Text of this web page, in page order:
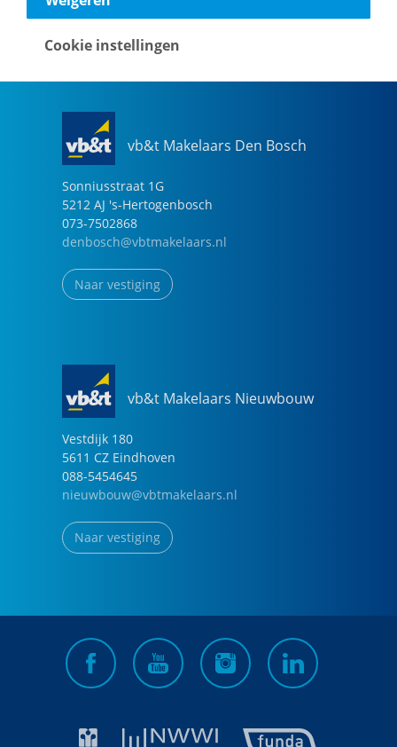
vb&t Makelaars Den Bosch
Sonniusstraat 1G
5212 AJ 's-Hertogenbosch
073-7502868
denbosch@vbtmakelaars.nl
Naar vestiging
vb&t Makelaars Nieuwbouw
Vestdijk 180
5611 CZ Eindhoven
088-5454645
nieuwbouw@vbtmakelaars.nl
Naar vestiging
Cookie instellingen